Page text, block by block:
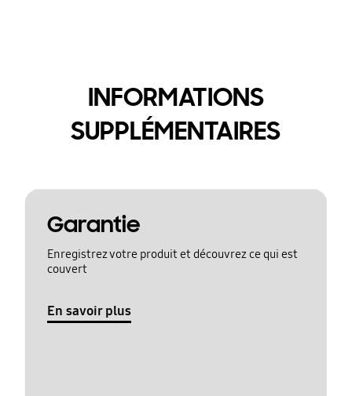
INFORMATIONS
SUPPLÉMENTAIRES
Garantie
Enregistrez votre produit et découvrez ce qui est
couvert
En savoir plus